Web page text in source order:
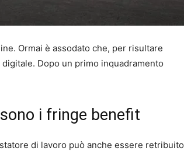
Ormai è assodato che, per risultare
Dopo un primo inquadramento
i fringe benefit
di lavoro può anche essere retribuito